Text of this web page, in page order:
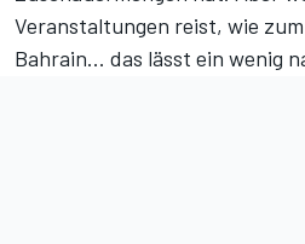
Veranstaltungen reist, wie
Bahrain... das lässt ein wenig